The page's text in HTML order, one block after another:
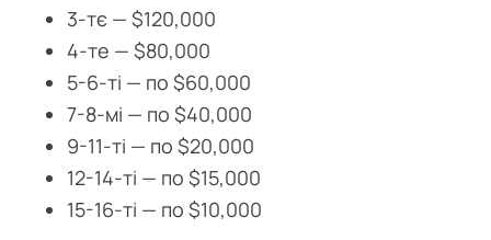
3-тє — $120,000
4-те — $80,000
5-6-ті — по $60,000
7-8-мі — по $40,000
9-11-ті — по $20,000
12-14-ті — по $15,000
15-16-ті — по $10,000